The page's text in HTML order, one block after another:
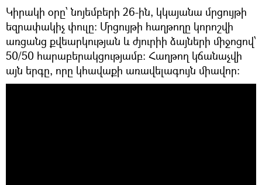
Կիրակի օրը՝ նոյեմբերի 26-ին, կկայանա մրցույթի
եզրափակիչ փուլը։ Մրցույթի հաղթողը կորոշվի
առցանց քվեարկության և ժյուրիի ձայների միջոցով՝
50/50 հարաբերակցությամբ: Հաղթող կճանաչվի
այն երգը, որը կհավաքի առավելագույն միավոր: